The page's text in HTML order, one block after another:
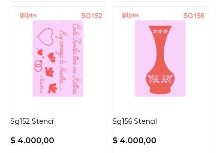
Sg152 Stencil
$ 4.000,00
Sg156 Stencil
$ 4.000,00